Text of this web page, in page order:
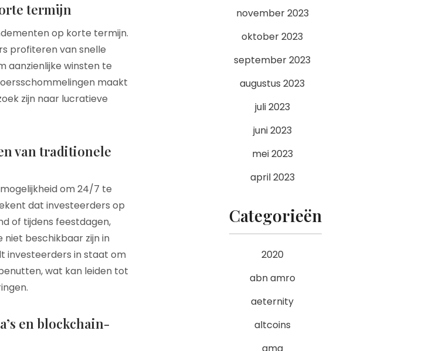
termijn
op korte termijn.
profiteren van snelle
aanzienlijke winsten te
maakt
zijn naar lucratieve
van traditionele
om 24/7 te
dat investeerders op
of tijdens feestdagen,
beschikbaar zijn in
investeerders in staat om
wat kan leiden tot
en blockchain-
november 2023
oktober 2023
september 2023
augustus 2023
juli 2023
juni 2023
mei 2023
april 2023
Categorieën
2020
abn amro
aeternity
altcoins